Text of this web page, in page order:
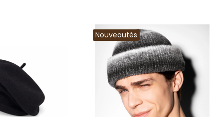
Nouveautés